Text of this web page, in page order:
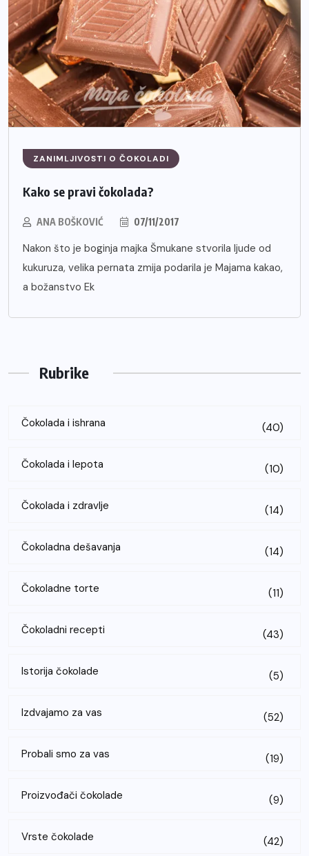
ZANIMLJIVOSTI O ČOKOLADI
Kako se pravi čokolada?
ANA BOŠKOVIĆ 07/11/2017
Nakon što je boginja majka Šmukane stvorila ljude od
kukuruza, velika pernata zmija podarila je Majama kakao,
a božanstvo Ek
Rubrike
Čokolada i ishrana (40)
Čokolada i lepota (10)
Čokolada i zdravlje (14)
Čokoladna dešavanja (14)
Čokoladne torte (11)
Čokoladni recepti (43)
Istorija čokolade (5)
Izdvajamo za vas (52)
Probali smo za vas (19)
Proizvođači čokolade (9)
Vrste čokolade (42)